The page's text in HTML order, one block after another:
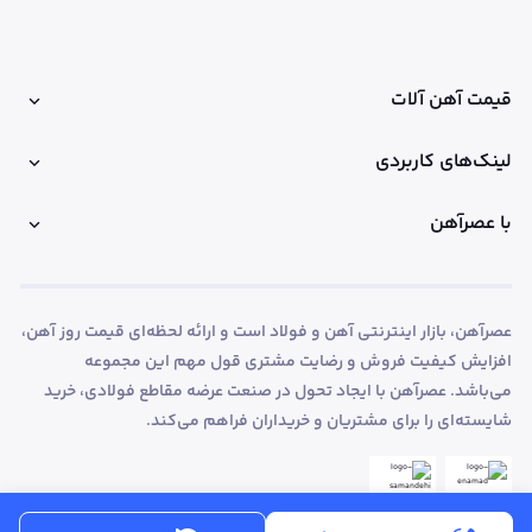
قیمت آهن آلات
لینک‌های کاربردی
با عصرآهن
عصرآهن، بازار اینترنتی آهن و فولاد است و ارائه لحظه‌ای قیمت روز آهن،
افزایش کیفیت فروش و رضایت مشتری قول مهم این مجموعه
می‌باشد. عصرآهن با ایجاد تحول در صنعت عرضه مقاطع فولادی، خرید
شایسته‌ای را برای مشتریان و خریداران فراهم می‌کند.